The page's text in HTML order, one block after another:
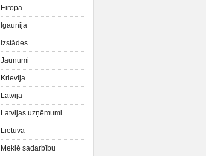
Eiropa
Igaunija
Izstādes
Jaunumi
Krievija
Latvija
Latvijas uzņēmumi
Lietuva
Meklē sadarbību